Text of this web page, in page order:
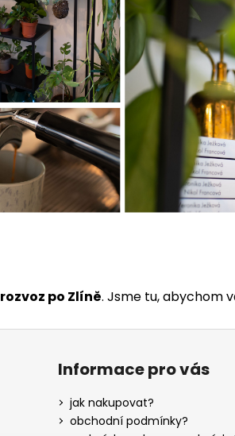
rozvoz po Zlíně. Jsme tu, abychom
Informace pro vás
jak nakupovat?
obchodní podmínky?